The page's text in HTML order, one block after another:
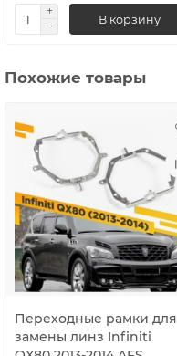
В корзину
Похожие товары
Переходные рамки для
замены линз Infiniti